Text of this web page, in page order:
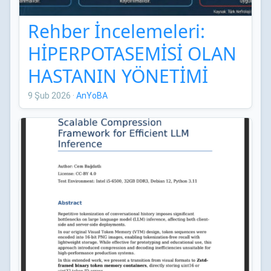
Rehber İncelemeleri:
HİPERPOTASEMİSİ OLAN
HASTANIN YÖNETİMİ
TÜRK NEFROLOJİ
DERNEĞİ UZMAN
GÖRÜŞÜ RAPORU
9 Şub 2026 · AnYoBA